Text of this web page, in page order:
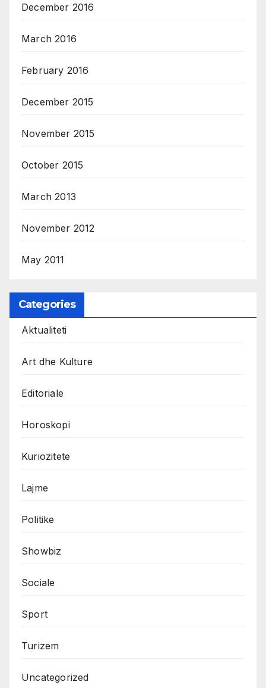
December 2016
March 2016
February 2016
December 2015
November 2015
October 2015
March 2013
November 2012
May 2011
Categories
Aktualiteti
Art dhe Kulture
Editoriale
Horoskopi
Kuriozitete
Lajme
Politike
Showbiz
Sociale
Sport
Turizem
Uncategorized